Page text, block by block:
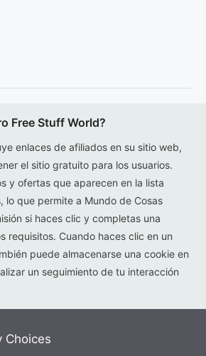
Free Stuff World?
enlaces de afiliados en su sitio web,
el sitio gratuito para los usuarios.
y ofertas que aparecen en la lista
lo que permite a Mundo de Cosas
si haces clic y completas una
requisitos. Cuando haces clic en un
puede almacenarse una cookie en
un seguimiento de tu interacción
Choices